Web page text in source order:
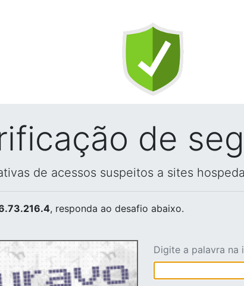
de
de acessos suspeitos a sites
, responda ao desafio abaixo.
Digite a palavra na